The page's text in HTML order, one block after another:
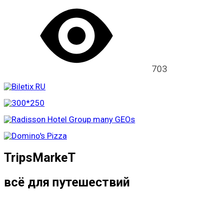
703
TripsMarkeT
всё для путешествий